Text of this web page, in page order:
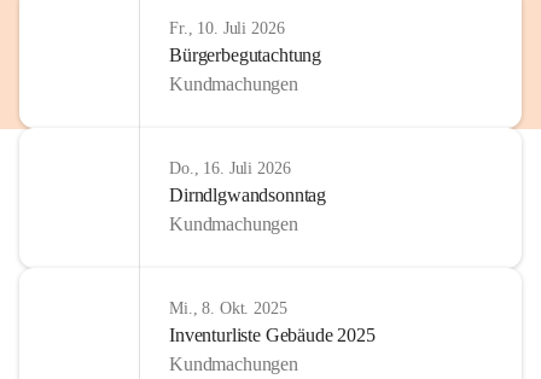
Fr., 10. Juli 2026
Bürgerbegutachtung
Kundmachungen
Do., 16. Juli 2026
Dirndlgwandsonntag
Kundmachungen
Mi., 8. Okt. 2025
Inventurliste Gebäude 2025
Kundmachungen